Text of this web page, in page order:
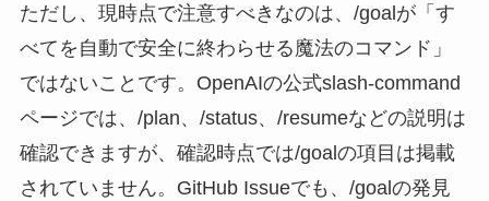
ただし、現時点で注意すべきなのは、/goalが「す
べてを自動で安全に終わらせる魔法のコマンド」
ではないことです。OpenAIの公式slash-command
ページでは、/plan、/status、/resumeなどの説明は
確認できますが、確認時点では/goalの項目は掲載
されていません。GitHub Issueでも、/goalの発見